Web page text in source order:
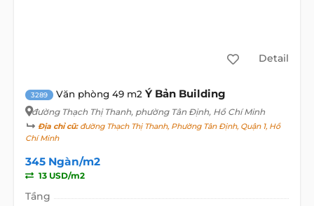
Detail
3289 Văn phòng 49 m2 Ý Bản Building
đường Thạch Thị Thanh, phường Tân Định, Hồ Chí Minh
Địa chỉ cũ:đường Thạch Thị Thanh, Phường Tân Định, Quận 1, Hồ
Chí Minh
345 Ngàn/m2
13 USD/m2
Tầng